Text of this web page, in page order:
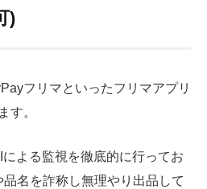
)
フリマといったフリマアプリ
す。
よる監視を徹底的に行ってお
名を詐称し無理やり出品して